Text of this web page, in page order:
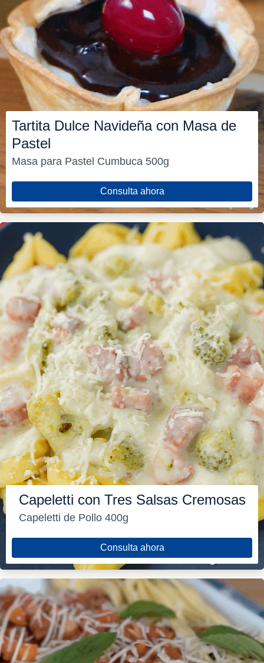
Tartita Dulce Navideña con Masa de
Pastel
Masa para Pastel Cumbuca 500g
Consulta ahora
Capeletti con Tres Salsas Cremosas
Capeletti de Pollo 400g
Consulta ahora